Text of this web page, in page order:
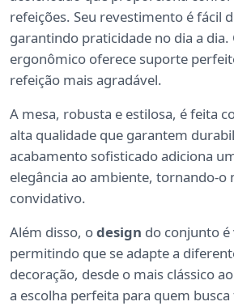
refeições. Seu revestimento é fácil
garantindo praticidade no dia a dia.
ergonômico oferece suporte
refeição mais agradável.
A mesa, robusta e estilosa, é feita
alta qualidade que garantem
acabamento sofisticado adiciona
elegância ao ambiente, tornando-o
convidativo.
Além disso, odesign do conjunto é
permitindo que se adapte a
decoração, desde o mais clássico
a escolha perfeita para quem